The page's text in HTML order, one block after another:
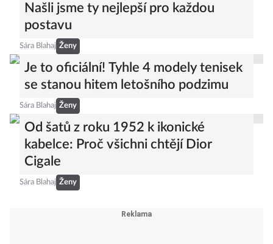
Našli jsme ty nejlepší pro každou
postavu
Sára Blahaj Ženy
Je to oficiální! Tyhle 4 modely tenisek
se stanou hitem letošního podzimu
Sára Blahaj Ženy
Od šatů z roku 1952 k ikonické
kabelce: Proč všichni chtějí Dior
Cigale
Sára Blahaj Ženy